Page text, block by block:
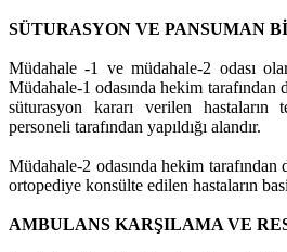
SÜTURASYON VE PANSUMAN
Müdahale -1 ve müdahale-2 odası
Müdahale-1 odasında hekim tarafından
süturasyon kararı verilen hastaların
personeli tarafından yapıldığı alandır.
Müdahale-2 odasında hekim
ortopediye konsülte edilen hastaların
AMBULANS KARŞILAMA VE